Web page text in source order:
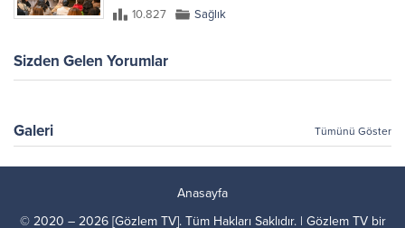
10.827 Sağlık
Sizden Gelen Yorumlar
Galeri Tümünü Göster
Anasayfa
© 2020 – 2026 [Gözlem TV]. Tüm Hakları Saklıdır. | Gözlem TV bir